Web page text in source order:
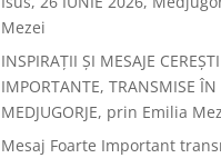
Mezei
INSPIRAȚII ȘI MESAJE
IMPORTANTE, TRANSMISE
MEDJUGORJE, prin Emilia
Mesaj Foarte Important